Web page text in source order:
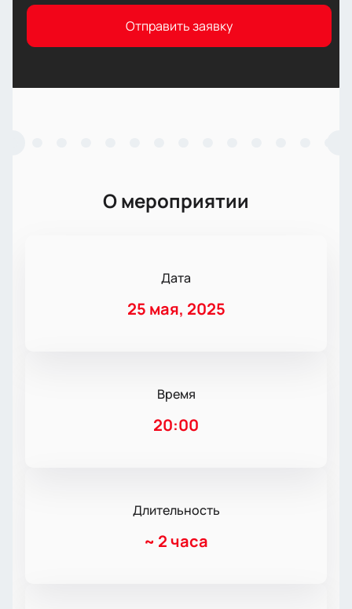
Отправить заявку
О мероприятии
Дата
25 мая, 2025
Время
20:00
Длительность
~ 2 часа